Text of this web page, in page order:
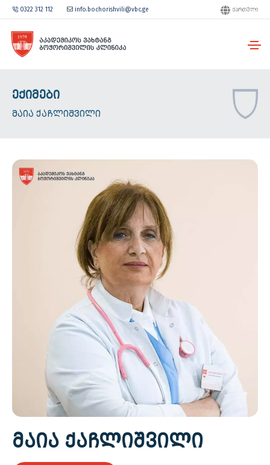
0322 312 112 info.bochorishvili@vbc.ge ᲥᲐᲠᲗᲣᲚᲘ
ᲔᲥᲘᲛᲔᲑᲘ
ᲛᲐᲘᲐ ᲥᲐᲩᲚᲘᲨᲕᲘᲚᲘ
ᲛᲐᲘᲐ ᲥᲐᲩᲚᲘᲨᲕᲘᲚᲘ